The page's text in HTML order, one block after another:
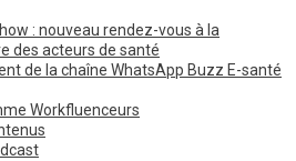
: nouveau rendez-vous à la
des acteurs de santé
de la chaîne WhatsApp Buzz E-santé
Workfluenceurs